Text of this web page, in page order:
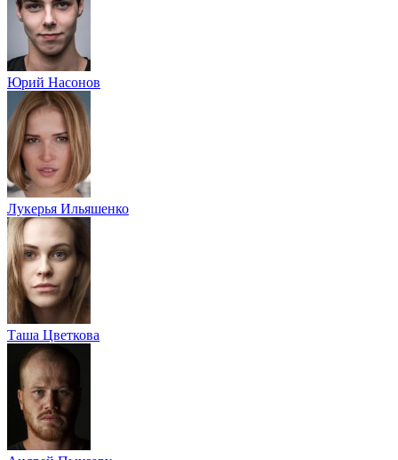
Юрий Насонов
Лукерья Ильяшенко
Таша Цветкова